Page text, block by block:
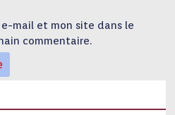
e-mail et mon site dans le
commentaire.